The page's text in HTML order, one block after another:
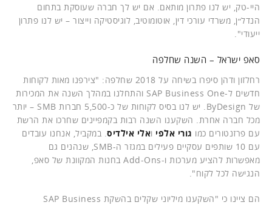
היי-טק, יש לנו פתרון מותאם. אם יש לך חברה שעוסקת בתחום
הנדל״ן, משרדי עורכי דין, אוטומוטיב, לוגיסטיקה וייצור – יש לנו פתרון
ייעודי".
סאפ ישראל – השנה שחלפה
רחלזון ודהן סיפרו בשיחה על 2018 שחלפה: "צירפנו מאות לקוחות
חדשים ל-SAP Business One והתחלנו במהלך השנה את המכירות
של ByDesign. יש לנו בסיס לקוחות של כ-5,500 חברות SMB – יותר
מכל חברה אחרת. השקענו השנה רבות בקמפיינים שחרכו את הרשת
עם פרזנטורים כמו גורי אלפי ואלי אילדיס. במקביל, אנחנו עובדים
עם 10 שותפים עסקיים פעילים במגזר ה-SMB, שנהנים גם
מאפשרות להציע מערכות ו-Add-Ons בחנות המקוונת של סאפ,
הנגישה לכל לקוח".
הם ציינו כי "השקענו מיליוני שקלים בהשקת SAP Business